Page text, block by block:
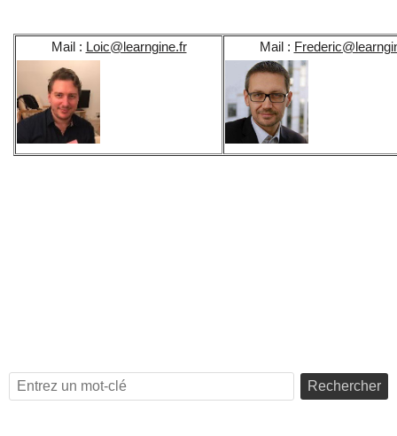
Mail : Loic@learngine.fr Mail :
Rechercher